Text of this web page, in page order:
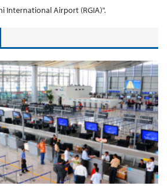
International Airport (RGIA)".